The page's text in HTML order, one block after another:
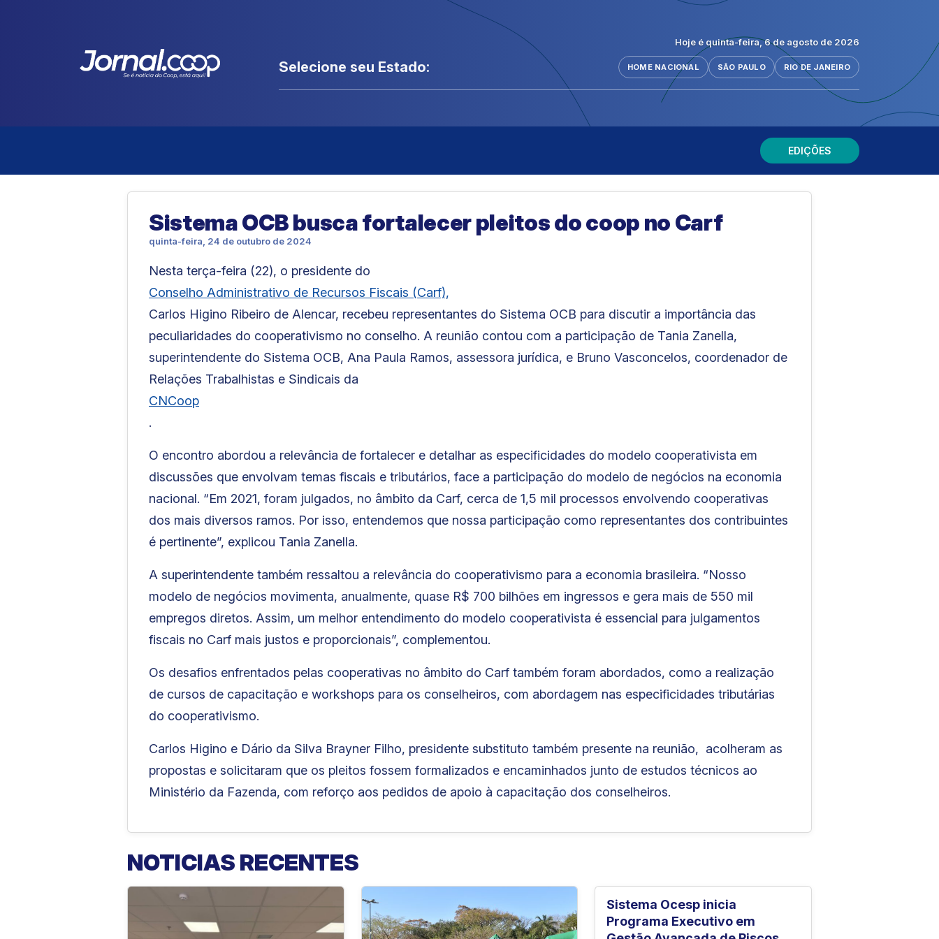
Hoje é quinta-feira, 6 de agosto de 2026
Selecione seu Estado: HOME NACIONAL SÃO PAULO RIO DE JANEIRO
EDIÇÕES
Sistema OCB busca fortalecer pleitos do coop no Carf
quinta-feira, 24 de outubro de 2024
Nesta terça-feira (22), o presidente do
Conselho Administrativo de Recursos Fiscais (Carf),
Carlos Higino Ribeiro de Alencar, recebeu representantes do Sistema OCB para discutir a importância das
peculiaridades do cooperativismo no conselho. A reunião contou com a participação de Tania Zanella,
superintendente do Sistema OCB, Ana Paula Ramos, assessora jurídica, e Bruno Vasconcelos, coordenador de
Relações Trabalhistas e Sindicais da
CNCoop
.
O encontro abordou a relevância de fortalecer e detalhar as especificidades do modelo cooperativista em
discussões que envolvam temas fiscais e tributários, face a participação do modelo de negócios na economia
nacional. “Em 2021, foram julgados, no âmbito da Carf, cerca de 1,5 mil processos envolvendo cooperativas
dos mais diversos ramos. Por isso, entendemos que nossa participação como representantes dos contribuintes
é pertinente”, explicou Tania Zanella.
A superintendente também ressaltou a relevância do cooperativismo para a economia brasileira. “Nosso
modelo de negócios movimenta, anualmente, quase R$ 700 bilhões em ingressos e gera mais de 550 mil
empregos diretos. Assim, um melhor entendimento do modelo cooperativista é essencial para julgamentos
fiscais no Carf mais justos e proporcionais”, complementou.
Os desafios enfrentados pelas cooperativas no âmbito do Carf também foram abordados, como a realização
de cursos de capacitação e workshops para os conselheiros, com abordagem nas especificidades tributárias
do cooperativismo.
Carlos Higino e Dário da Silva Brayner Filho, presidente substituto também presente na reunião, acolheram as
propostas e solicitaram que os pleitos fossem formalizados e encaminhados junto de estudos técnicos ao
Ministério da Fazenda, com reforço aos pedidos de apoio à capacitação dos conselheiros.
NOTICIAS RECENTES
Sistema Ocesp inicia
Programa Executivo em